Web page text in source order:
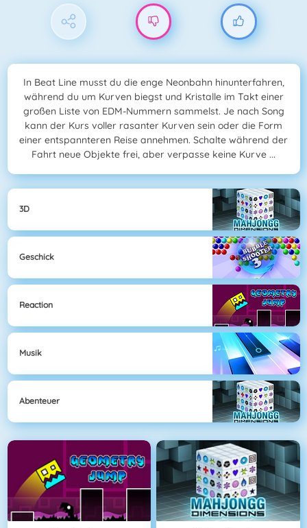
In Beat Line musst du die enge Neonbahn hinunterfahren,
während du um Kurven biegst und Kristalle im Takt einer
großen Liste von EDM-Nummern sammelst. Je nach Song
kann der Kurs voller rasanter Kurven sein oder die Form
einer entspannteren Reise annehmen. Schalte während der
Fahrt neue Objekte frei, aber verpasse keine Kurve ...
3D
Geschick
Reaction
Musik
Abenteuer